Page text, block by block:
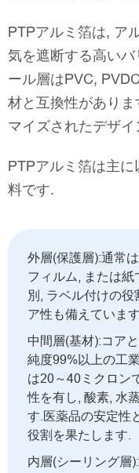
PTPアルミ箔は, ア
気を遮断する高い
ール層はPVC,
材と互換性があり
マイズされたデザ
PTPアルミ箔は主
料です.
外層(保護層):通常
フィルム, または
別, ラベル付けの役
ア性も備えています.
中間層(基材):コア
純度99%以上の工
は20～40ミクロン
性を有し, 酸素, 水
す.医薬品の安定性
役割を果たします.
内層(シーリング層